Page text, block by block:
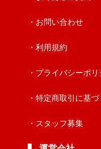
・お問い合わせ
・利用規約
・プライバシーポリ
・特定商取引に基
・スタッフ募集